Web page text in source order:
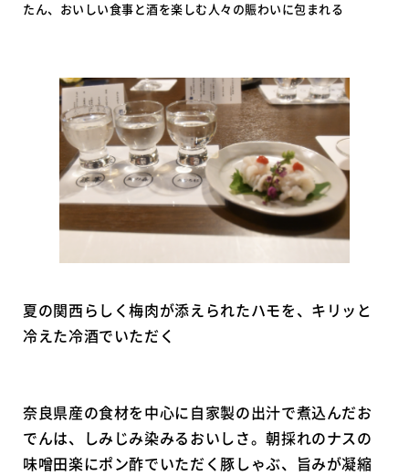
たん、おいしい食事と酒を楽しむ人々の賑わいに包まれる
夏の関西らしく梅肉が添えられたハモを、キリッと
冷えた冷酒でいただく
奈良県産の食材を中心に自家製の出汁で煮込んだお
でんは、しみじみ染みるおいしさ。朝採れのナスの
味噌田楽にポン酢でいただく豚しゃぶ、旨みが凝縮